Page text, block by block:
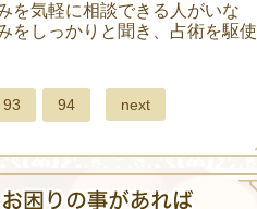
を気軽に相談できる人がいな
をしっかりと聞き、占術を駆使
93 94 next